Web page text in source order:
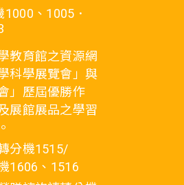
、1005．
教育館之資源網
科學展覽會」與
」歷屆優勝作
展館展品之學習
分機1515/
1606、1516